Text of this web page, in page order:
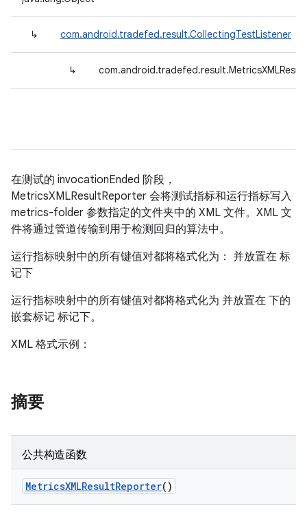
↳ com.android.tradefed.result.CollectingTestListener
↳
在测试的 invocationEnded 阶段，
MetricsXMLResultReporter 会将测试指标和运行指标写入
metrics-folder 参数指定的文件夹中的 XML 文件。XML 文
件将通过管道传输到用于检测回归的算法中。
运行指标映射中的所有键值对都将格式化为： 并放置在 标
记下
运行指标映射中的所有键值对都将格式化为 并放置在 下的
嵌套标记 标记下。
XML 格式示例：
摘要
公共构造函数
MetricsXMLResultReporter()